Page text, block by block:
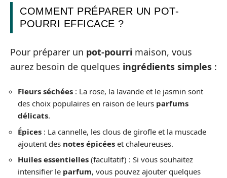
COMMENT PRÉPARER UN POT-
POURRI EFFICACE ?
Pour préparer un pot-pourri maison, vous
aurez besoin de quelques ingrédients simples :
Fleurs séchées : La rose, la lavande et le jasmin sont
des choix populaires en raison de leurs parfums
délicats.
Épices : La cannelle, les clous de girofle et la muscade
ajoutent des notes épicées et chaleureuses.
Huiles essentielles (facultatif) : Si vous souhaitez
intensifier le parfum, vous pouvez ajouter quelques